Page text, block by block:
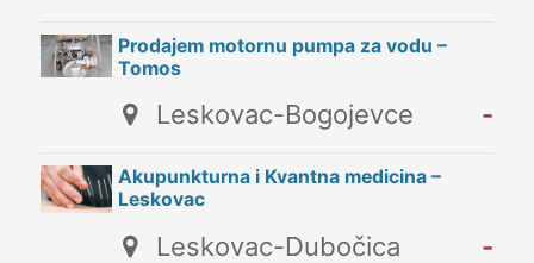
Prodajem motornu pumpa za vodu –
Tomos
Leskovac-Bogojevce -
Akupunkturna i Kvantna medicina –
Leskovac
Leskovac-Dubočica -